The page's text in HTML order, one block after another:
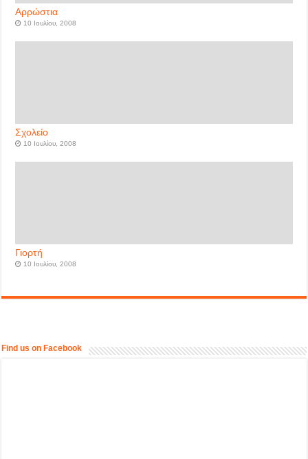
Αρρώστια
10 Ιουλίου, 2008
Σχολείο
10 Ιουλίου, 2008
Γιορτή
10 Ιουλίου, 2008
Find us on Facebook